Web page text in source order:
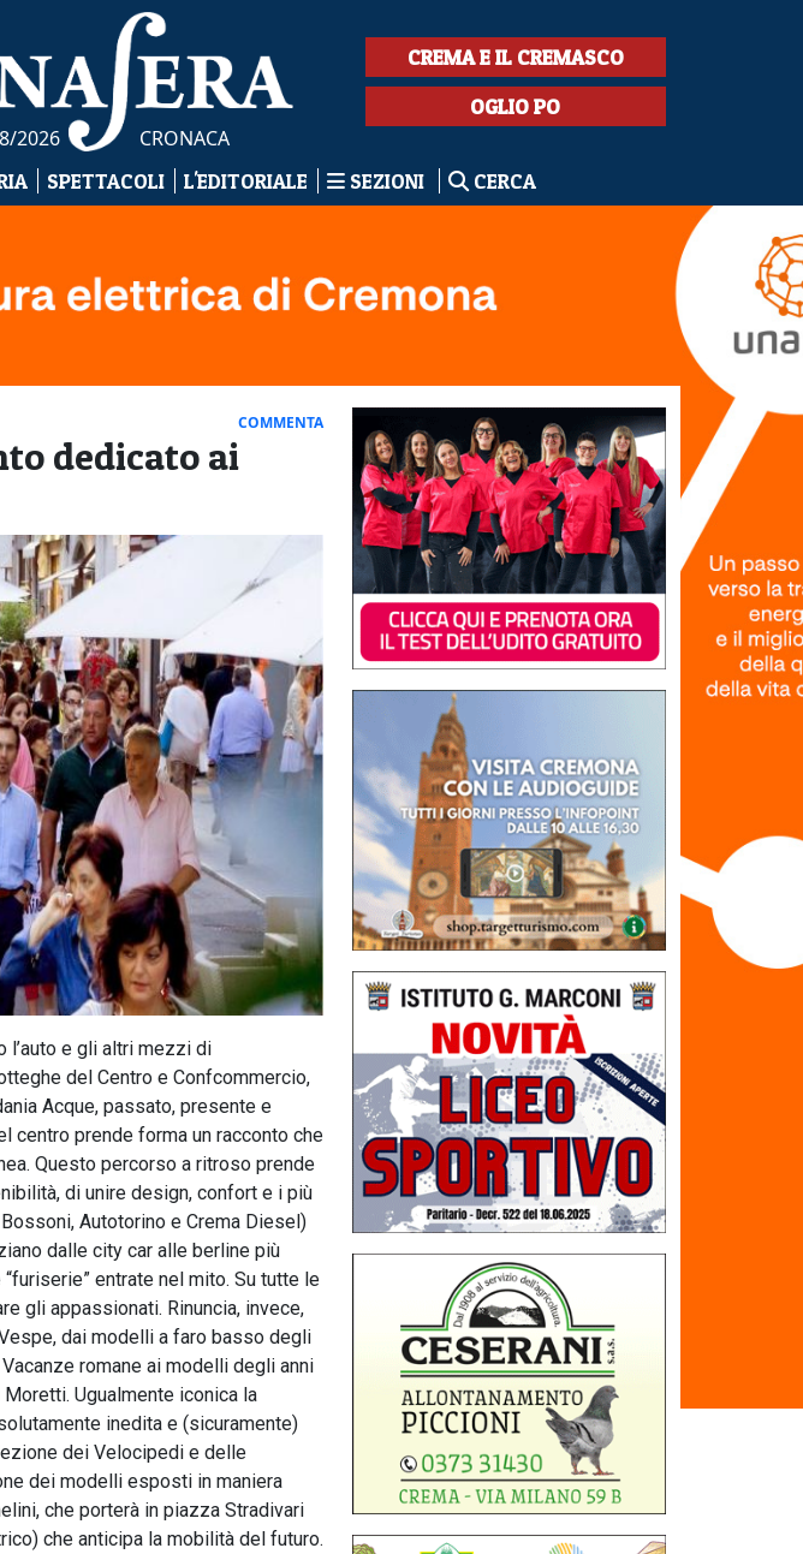
2026 CRONACA
CREMA E IL CREMASCO
OGLIO PO
SPETTACOLI L'EDITORIALE SEZIONI CERCA
COMMENTA
dedicato ai
l’auto e gli altri mezzi di
del Centro e Confcommercio,
Acque, passato, presente e
centro prende forma un racconto che
Questo percorso a ritroso prende
di unire design, confort e i più
Autotorino e Crema Diesel)
dalle city car alle berline più
entrate nel mito. Su tutte le
gli appassionati. Rinuncia, invece,
dai modelli a faro basso degli
romane ai modelli degli anni
Ugualmente iconica la
inedita e (sicuramente)
dei Velocipedi e delle
dei modelli esposti in maniera
che porterà in piazza Stradivari
che anticipa la mobilità del futuro.